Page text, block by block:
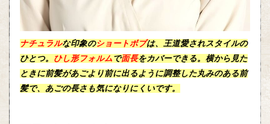
ナチュラルな印象のショートボブは、王道愛されスタイルの
ひとつ。 ひし形フォルム で面長をカバーできる。横から見た
ときに前髪があごより前に出るように調整した丸みのある前
髪で、あごの長さも気になりにくいです。